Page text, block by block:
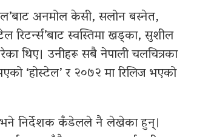
अनमोल केसी, सलोन बस्नेत,
रिटर्न्स’बाट स्वस्तिमा खड्का, सुशील
थिए। उनीहरू सबै नेपाली चलचित्रका
‘होस्टेल’ र २०७२ मा रिलिज भएको
भने निर्देशक कँडेलले नै लेखेका हुन्।